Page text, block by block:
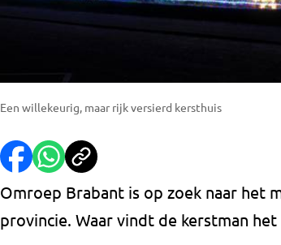
Een willekeurig, maar rijk versierd kersthuis
Omroep Brabant is op zoek naar het
provincie. Waar vindt de kerstman het